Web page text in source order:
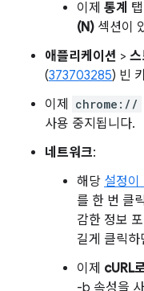
이제 통계
(N) 섹션이
애플리케이션 > 스
(373703285) 빈
이제
chrome://
사용 중지됩니다.
네트워크:
해당 설정이
를 한 번 클
감한 정보
길게 클릭
이제 cURL
-b 속성을